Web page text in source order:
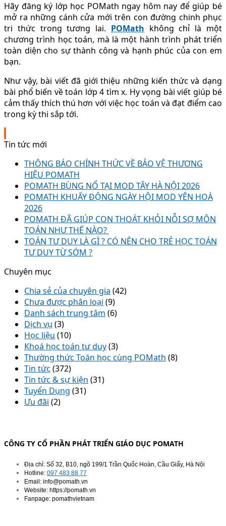
Hãy đăng ký lớp học POMath ngay hôm nay để giúp bé
mở ra những cánh cửa mới trên con đường chinh phục
tri thức trong tương lai. POMath không chỉ là một
chương trình học toán, mà là một hành trình phát triển
toàn diện cho sự thành công và hạnh phúc của con em
bạn.
Như vậy, bài viết đã giới thiệu những kiến thức và dạng
bài phổ biến về toán lớp 4 tìm x. Hy vọng bài viết giúp bé
cảm thấy thích thú hơn với việc học toán và đạt điểm cao
trong kỳ thi sắp tới.
Tin tức mới
THÔNG BÁO CHÍNH THỨC VỀ BẢO VỆ THƯƠNG
HIỆU POMATH
POMATH BÙNG NỔ TẠI MOD TÂY HÀ NỘI 2026
POMATH KHUẤY ĐỘNG NGÀY HỘI MOD YÊN HOÀ
2026
POMATH ĐÃ GIÚP CON THOÁT KHỎI NỖI SỢ MÔN
TOÁN NHƯ THẾ NÀO?
TOÁN TƯ DUY LÀ GÌ ? CÓ NÊN CHO TRẺ HỌC TOÁN
TƯ DUY TỪ SỚM ?
Chuyên mục
Chia sẻ của chuyên gia (42)
Chưa được phân loại (9)
Danh sách trung tâm (6)
Dịch vụ (3)
Học liệu (10)
Khoá học toán tư duy(3)
Thường thức Toán học cùng POMath (8)
Tin tức (372)
Tin tức & sự kiện (31)
Tuyển Dụng (31)
Ưu đãi (2)
CÔNG TY CỔ PHẦN PHÁT TRIỂN GIÁO DỤC POMATH
Địa chỉ: Số 32, B10, ngõ 199/1 Trần Quốc Hoàn, Cầu Giấy, Hà Nội
Hotline: 097 483 88 77
Email: info@pomath.vn
Website: https://pomath.vn
Fanpage: pomathvietnam